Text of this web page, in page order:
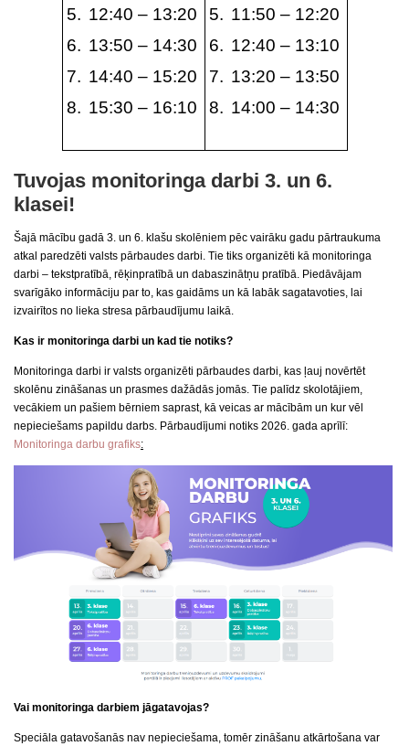
12:40 – 13:20
13:50 – 14:30
14:40 – 15:20
15:30 – 16:10
11:50 – 12:20
12:40 – 13:10
13:20 – 13:50
14:00 – 14:30
Tuvojas monitoringa darbi 3. un 6.
klasei!
Šajā mācību gadā 3. un 6. klašu skolēniem pēc vairāku gadu pārtraukuma
atkal paredzēti valsts pārbaudes darbi. Tie tiks organizēti kā monitoringa
darbi – tekstpratībā, rēķinpratībā un dabaszinātņu pratībā. Piedāvājam
svarīgāko informāciju par to, kas gaidāms un kā labāk sagatavoties, lai
izvairītos no lieka stresa pārbaudījumu laikā.
Kas ir monitoringa darbi un kad tie notiks?
Monitoringa darbi ir valsts organizēti pārbaudes darbi, kas ļauj novērtēt
skolēnu zināšanas un prasmes dažādās jomās. Tie palīdz skolotājiem,
vecākiem un pašiem bērniem saprast, kā veicas ar mācībām un kur vēl
nepieciešams papildu darbs. Pārbaudījumi notiks 2026. gada aprīlī:
Monitoringa darbu grafiks:
Vai monitoringa darbiem jāgatavojas?
Speciāla gatavošanās nav nepieciešama, tomēr zināšanu atkārtošana var